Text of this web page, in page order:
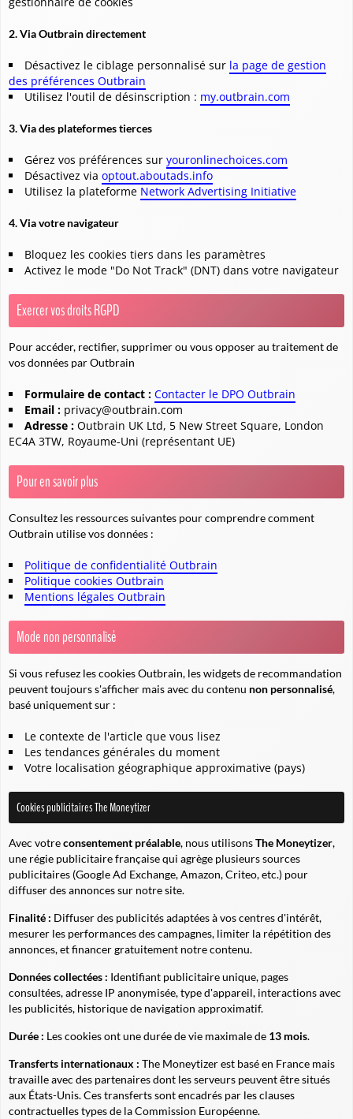
2. Via Outbrain directement
Désactivez le ciblage personnalisé sur la page de gestion
des préférences Outbrain
Utilisez l'outil de désinscription : my.outbrain.com
3. Via des plateformes tierces
Gérez vos préférences sur youronlinechoices.com
Désactivez via optout.aboutads.info
Utilisez la plateforme Network Advertising Initiative
4. Via votre navigateur
Bloquez les cookies tiers dans les paramètres
Activez le mode "Do Not Track" (DNT) dans votre navigateur
Exercer vos droits RGPD
Pour accéder, rectifier, supprimer ou vous opposer au traitement de
vos données par Outbrain
Formulaire de contact : Contacter le DPO Outbrain
Email : privacy@outbrain.com
Adresse : Outbrain UK Ltd, 5 New Street Square, London
EC4A 3TW, Royaume-Uni (représentant UE)
Pour en savoir plus
Consultez les ressources suivantes pour comprendre comment
Outbrain utilise vos données :
Politique de confidentialité Outbrain
Politique cookies Outbrain
Mentions légales Outbrain
Mode non personnalisé
Si vous refusez les cookies Outbrain, les widgets de recommandation
peuvent toujours s'afficher mais avec du contenu non personnalisé,
basé uniquement sur :
Le contexte de l'article que vous lisez
Les tendances générales du moment
Votre localisation géographique approximative (pays)
Cookies publicitaires The Moneytizer
Avec votreconsentement préalable, nous utilisonsThe Moneytizer,
une régie publicitaire française qui agrège plusieurs sources
publicitaires (Google Ad Exchange, Amazon, Criteo, etc.) pour
diffuser des annonces sur notre site.
Finalité : Diffuser des publicités adaptées à vos centres d'intérêt,
mesurer les performances des campagnes, limiter la répétition des
annonces, et financer gratuitement notre contenu.
Données collectées : Identifiant publicitaire unique, pages
consultées, adresse IP anonymisée, type d'appareil, interactions avec
les publicités, historique de navigation approximatif.
Durée : Les cookies ont une durée de vie maximale de 13 mois.
Transferts internationaux : The Moneytizer est basé en France mais
travaille avec des partenaires dont les serveurs peuvent être situés
aux États-Unis. Ces transferts sont encadrés par les clauses
contractuelles types de la Commission Européenne.